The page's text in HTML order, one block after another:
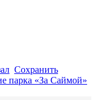
Сохранить
парка «За Саймой»